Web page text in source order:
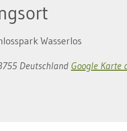
Wasserlos
Deutschland Google Karte